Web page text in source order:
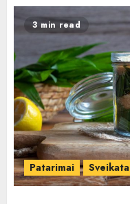
3 min read
Patarimai Sveikata